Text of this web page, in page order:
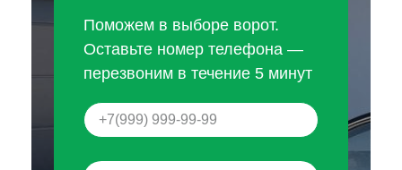
Поможем в выборе ворот.
Оставьте номер телефона —
перезвоним в течение 5 минут